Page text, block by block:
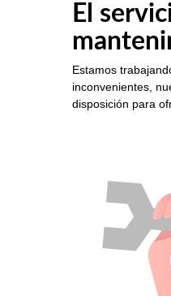
El
Estamos
inconvenientes,
disposición para